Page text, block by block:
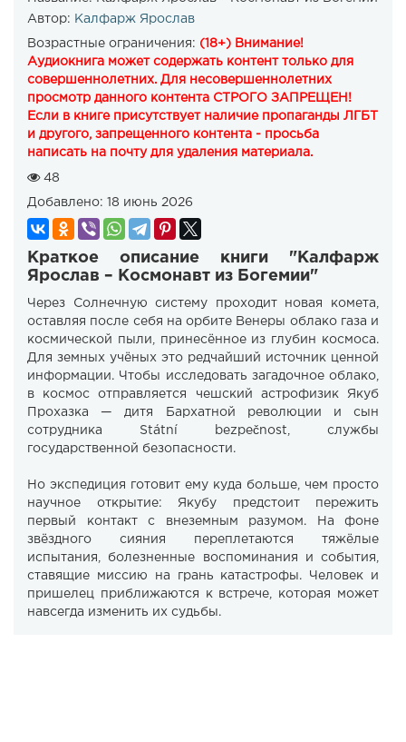
Автор: Калфарж Ярослав
Возрастные ограничения: (18+) Внимание!
Аудиокнига может содержать контент только для
совершеннолетних. Для несовершеннолетних
просмотр данного контента СТРОГО ЗАПРЕЩЕН!
Если в книге присутствует наличие пропаганды ЛГБТ
и другого, запрещенного контента - просьба
написать на почту для удаления материала.
48
Добавлено: 18 июнь 2026
Краткое описание книги "Калфарж
Ярослав – Космонавт из Богемии"
Через Солнечную систему проходит новая комета,
оставляя после себя на орбите Венеры облако газа и
космической пыли, принесённое из глубин космоса.
Для земных учёных это редчайший источник ценной
информации. Чтобы исследовать загадочное облако,
в космос отправляется чешский астрофизик Якуб
Прохазка — дитя Бархатной революции и сын
сотрудника Státní bezpečnost, службы
государственной безопасности.
Но экспедиция готовит ему куда больше, чем просто
научное открытие: Якубу предстоит пережить
первый контакт с внеземным разумом. На фоне
звёздного сияния переплетаются тяжёлые
испытания, болезненные воспоминания и события,
ставящие миссию на грань катастрофы. Человек и
пришелец приближаются к встрече, которая может
навсегда изменить их судьбы.